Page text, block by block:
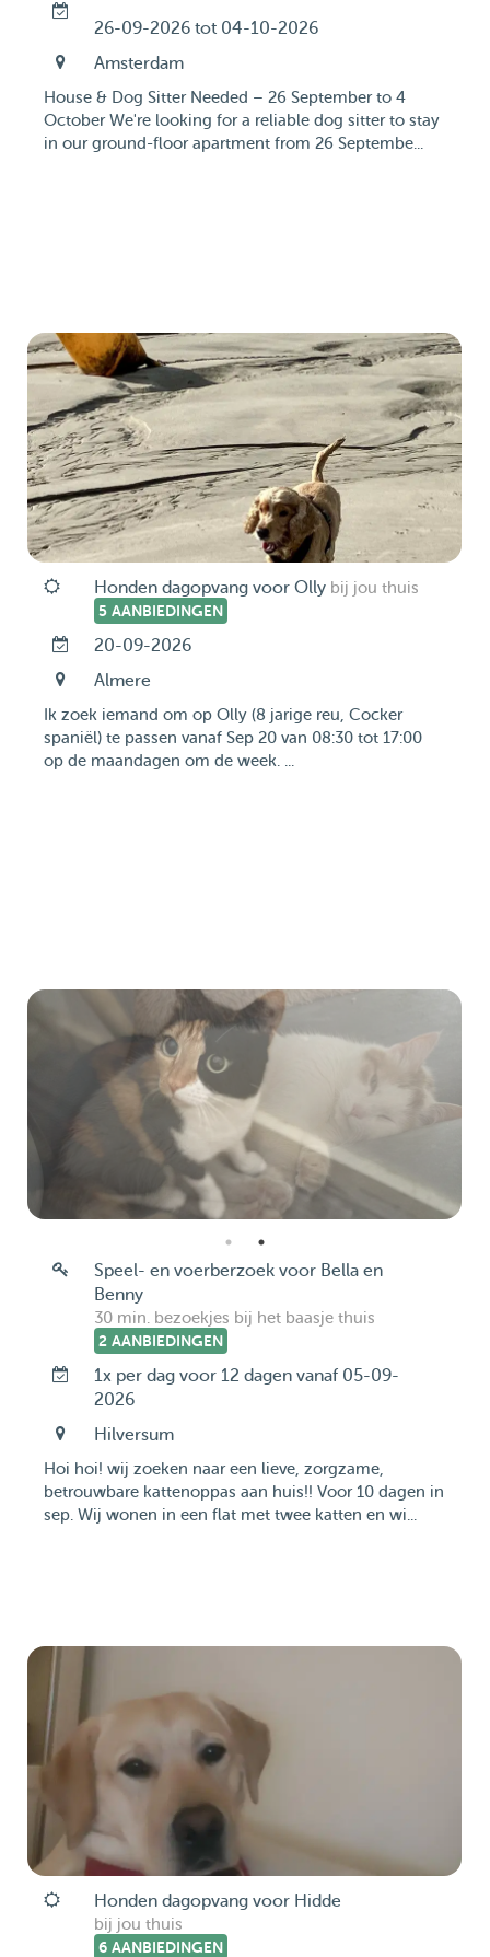
26-09-2026 tot 04-10-2026
Amsterdam
House & Dog Sitter Needed – 26 September to 4
October We're looking for a reliable dog sitter to stay
in our ground-floor apartment from 26 Septembe...
Honden dagopvang voor Olly bij jou thuis
5 AANBIEDINGEN
20-09-2026
Almere
Ik zoek iemand om op Olly (8 jarige reu, Cocker
spaniël) te passen vanaf Sep 20 van 08:30 tot 17:00
op de maandagen om de week. ...
Speel- en voerberzoek voor Bella en
Benny
30 min. bezoekjes bij het baasje thuis
2 AANBIEDINGEN
1x per dag voor 12 dagen vanaf 05-09-
2026
Hilversum
Hoi hoi! wij zoeken naar een lieve, zorgzame,
betrouwbare kattenoppas aan huis!! Voor 10 dagen in
sep. Wij wonen in een flat met twee katten en wi...
Honden dagopvang voor Hidde
bij jou thuis
6 AANBIEDINGEN